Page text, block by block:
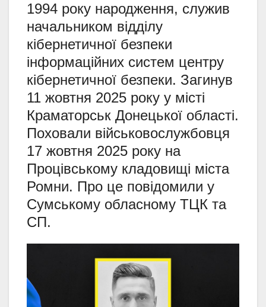
1994 року народження, служив
начальником відділу
кібернетичної безпеки
інформаційних систем центру
кібернетичної безпеки. Загинув
11 жовтня 2025 року у місті
Краматорськ Донецької області.
Поховали військовослужбовця
17 жовтня 2025 року на
Процівському кладовищі міста
Ромни. Про це повідомили у
Сумському обласному ТЦК та
СП.